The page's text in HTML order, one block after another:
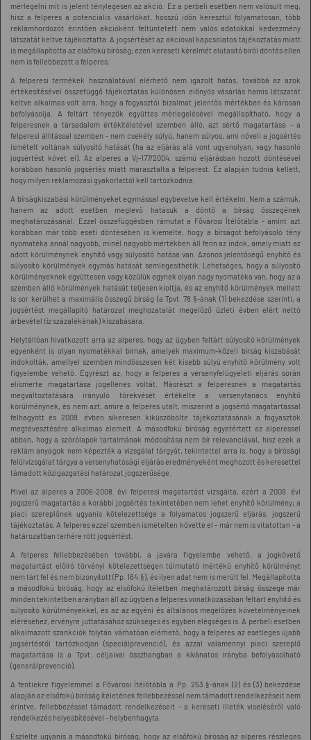
mérlegelni mit is jelent ténylegesen az akció. Ez a perbeli esetben nem valósult meg,
hisz a felperes a potenciális vásárlókat, hosszú időn keresztül folyamatosan, több
reklámhordozót érintően akcióként feltüntetett nem valós adatokkal kedvezmény
látszatát keltve tájékoztatta. A jogsértését az akcióval kapcsolatos tájékoztatás miatt
is megállapította az elsőfokú bíróság; ezen kereseti kérelmét elutasító bírói döntés ellen
nem is fellebbezett a felperes.
A felperesi termékek használatával elérhető nem igazolt hatás, továbbá az azok
értékesítésével összefüggő tájékoztatás különösen előnyös vásárlás hamis látszatát
keltve alkalmas volt arra, hogy a fogyasztói bizalmat jelentős mértékben és károsan
befolyásolja. A feltárt tényezők együttes mérlegelésével megállapítható, hogy a
felperesnek a társadalom értékítéletével szemben álló, azt sértő magatartása - a
felperesi állítással szemben - nem csekély súlyú, hanem súlyos, ami növeli a jogsértés
ismételt voltának súlyosító hatását (ha az eljárás alá vont ugyanolyan, vagy hasonló
jogsértést követ el). Az alperes a Vj-177/2004. számú eljárásban hozott döntésével
korábban hasonló jogsértés miatt marasztalta a felperest. Ez alapján tudnia kellett,
hogy milyen reklámozási gyakorlattól kell tartózkodnia.
A bírságkiszabási körülményeket egymással egybevetve kell értékelni. Nem a számuk,
hanem az adott esetben meglevő hatásuk a döntő a bírság összegének
meghatározásánál. Ezzel összefüggésben rámutat a Fővárosi Ítélőtábla - amint azt
korábban már több eseti döntésében is kiemelte, hogy a bírságot befolyásoló tény
nyomatéka annál nagyobb, minél nagyobb mértékben áll fenn az indok, amely miatt az
adott körülménynek enyhítő vagy súlyosító hatása van. Azonos jelentőségű enyhítő és
súlyosító körülmények egymás hatását semlegesíthetik. Lehetséges, hogy a súlyosító
körülményeknek együttesen vagy közülük egynek olyan nagy nyomatéka van, hogy az a
szemben álló körülmények hatását teljesen kioltja, és az enyhítő körülmények mellett
is sor kerülhet a maximális összegű bírság (a Tpvt. 78.§-ának (1) bekezdése szerinti, a
jogsértést megállapító határozat meghozatalát megelőző üzleti évben elért nettó
árbevétel tíz százalékának) kiszabására.
Helytállóan hivatkozott arra az alperes, hogy az ügyben feltárt súlyosító körülmények
egyenként is olyan nyomatékkal bírnak, amelyek maximum-közeli bírság kiszabását
indokolták, amellyel szemben mindösszesen két kisebb súlyú enyhítő körülmény volt
figyelembe vehető. Egyrészt az, hogy a felperes a versenyfelügyeleti eljárás során
elismerte magatartása jogellenes voltát. Másrészt a felperesnek a magatartás
megváltoztatására irányuló törekvését értékelte a versenytanács enyhítő
körülménynek, és nem azt, amire a felperes utalt, miszerint a jogsértő magatartással
felhagyott és 2009. évben sikeresen kiküszöbölte tájékoztatásának a fogyasztók
megtévesztésére alkalmas elemeit. A másodfokú bíróság egyetértett az alperessel
abban, hogy a szórólapok tartalmának módosítása nem bír relevanciával, hisz ezek a
reklám anyagok nem képezték a vizsgálat tárgyát, tekintettel arra is, hogy a bírósági
felülvizsgálat tárgya a versenyhatósági eljárás eredményeként meghozott és keresettel
támadott közigazgatási határozat jogszerűsége.
Mivel az alperes a 2006-2008. évi felperesi magatartást vizsgálta, ezért a 2009. évi
jogszerű magatartás a korábbi jogsértés tekintetében nem lehet enyhítő körülmény; a
piaci szereplőnek ugyanis kötelezettsége a folyamatos jogszerű eljárás, jogszerű
tájékoztatás. A felperes ezzel szemben ismételten követte el - már nem is vitatottan - a
határozatban terhére rótt jogsértést.
A felperes fellebbezésében további, a javára figyelembe vehető, a jogkövető
magatartást előíró törvényi kötelezettségen túlmutató mértékű enyhítő körülményt
nem tárt fel és nem bizonyított (Pp. 164.§), és ilyen adat nem is merült fel. Megállapította
a másodfokú bíróság, hogy az elsőfokú ítéletben meghatározott bírság összege már
minden tekintetben arányban áll az ügyben a felperes vonatkozásában feltárt enyhítő és
súlyosító körülményekkel, és az az egyéni és általános megelőzés követelményeinek
eléréséhez, érvényre juttatásához szükséges és egyben elégséges is. A perbeli esetben
alkalmazott szankciók folytán várhatóan elérhető, hogy a felperes az esetleges újabb
jogsértéstől tartózkodjon (speciálprevenció), és azzal valamennyi piaci szereplő
magatartása is a Tpvt. céljaival összhangban a kívánatos irányba befolyásolható
(generálprevenció).
A fentiekre figyelemmel a Fővárosi Ítélőtábla a Pp. 253.§-ának (2) és (3) bekezdése
alapján az elsőfokú bíróság ítéletének fellebbezéssel nem támadott rendelkezéseit nem
érintve, fellebbezéssel támadott rendelkezéseit - a kereseti illeték viseléséről való
rendelkezés helyesbítésével - helybenhagyta.
Észlelte ugyanis a másodfokú bíróság, hogy az elsőfokú bíróság az alperes részleges